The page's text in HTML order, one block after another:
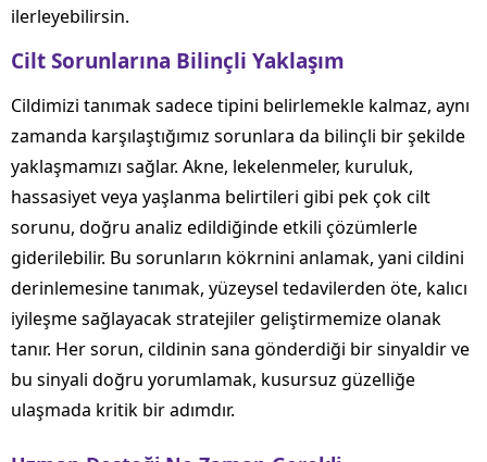
ilerleyebilirsin.
Cilt Sorunlarına Bilinçli Yaklaşım
Cildimizi tanımak sadece tipini belirlemekle kalmaz, aynı
zamanda karşılaştığımız sorunlara da bilinçli bir şekilde
yaklaşmamızı sağlar. Akne, lekelenmeler, kuruluk,
hassasiyet veya yaşlanma belirtileri gibi pek çok cilt
sorunu, doğru analiz edildiğinde etkili çözümlerle
giderilebilir. Bu sorunların kökrnini anlamak, yani cildini
derinlemesine tanımak, yüzeysel tedavilerden öte, kalıcı
iyileşme sağlayacak stratejiler geliştirmemize olanak
tanır. Her sorun, cildinin sana gönderdiği bir sinyaldir ve
bu sinyali doğru yorumlamak, kusursuz güzelliğe
ulaşmada kritik bir adımdır.